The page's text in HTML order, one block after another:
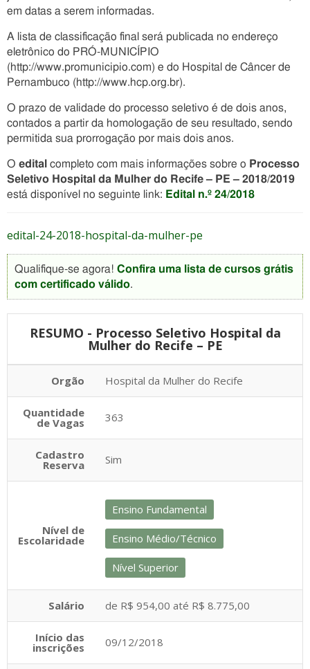
em datas a serem informadas.
A lista de classificação final será publicada no endereço
eletrônico do PRÓ-MUNICÍPIO
(http://www.promunicipio.com) e do Hospital de Câncer de
Pernambuco (http://www.hcp.org.br).
O prazo de validade do processo seletivo é de dois anos,
contados a partir da homologação de seu resultado, sendo
permitida sua prorrogação por mais dois anos.
O edital completo com mais informações sobre o Processo
Seletivo Hospital da Mulher do Recife – PE – 2018/2019
está disponível no seguinte link: Edital n.º 24/2018
edital-24-2018-hospital-da-mulher-pe
Qualifique-se agora! Confira uma lista de cursos grátis
com certificado válido.
RESUMO - Processo Seletivo Hospital da
Mulher do Recife – PE
Orgão Hospital da Mulher do Recife
Quantidade
de Vagas 363
Cadastro
Reserva Sim
Nível de
Escolaridade
Ensino Fundamental
Ensino Médio/Técnico
Nível Superior
Salário de R$ 954,00 até R$ 8.775,00
Início das
inscrições 09/12/2018